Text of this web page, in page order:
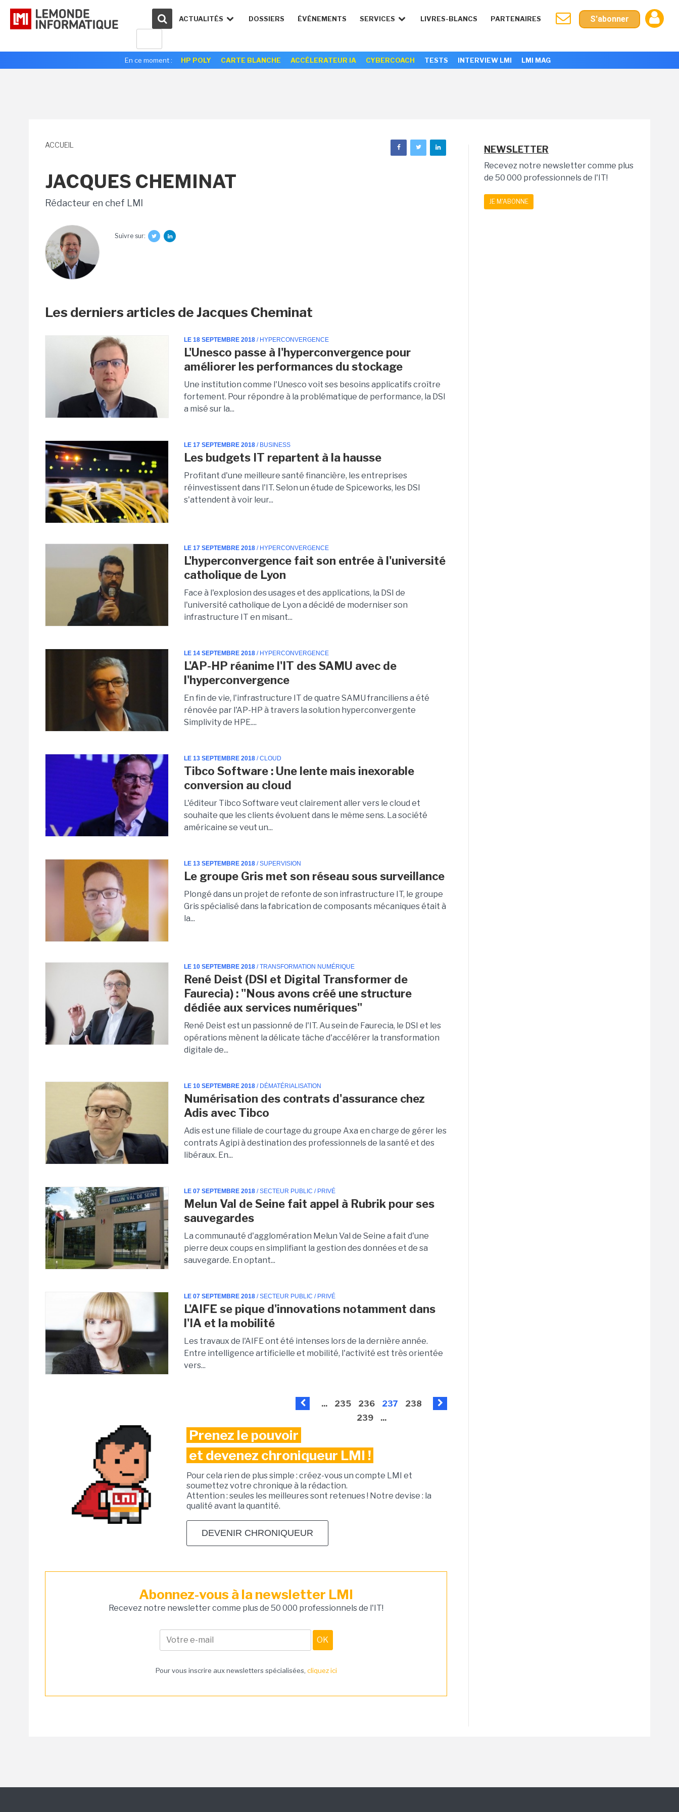
ACTUALITÉS DOSSIERS ÉVÉNEMENTS SERVICES LIVRES-BLANCS PARTENAIRES S'abonner
En ce moment : HP POLY CARTE BLANCHE ACCÉLERATEUR IA CYBERCOACH TESTS INTERVIEW LMI LMI MAG
ACCUEIL
JACQUES CHEMINAT
Rédacteur en chef LMI
Suivre sur:
Les derniers articles de Jacques Cheminat
LE 18 SEPTEMBRE 2018 / HYPERCONVERGENCE
L'Unesco passe à l'hyperconvergence pour
améliorer les performances du stockage
Une institution comme l'Unesco voit ses besoins applicatifs croître
fortement. Pour répondre à la problématique de performance, la DSI
a misé sur la...
LE 17 SEPTEMBRE 2018 / BUSINESS
Les budgets IT repartent à la hausse
Profitant d'une meilleure santé financière, les entreprises
réinvestissent dans l'IT. Selon un étude de Spiceworks, les DSI
s'attendent à voir leur...
LE 17 SEPTEMBRE 2018 / HYPERCONVERGENCE
L'hyperconvergence fait son entrée à l'université
catholique de Lyon
Face à l'explosion des usages et des applications, la DSI de
l'université catholique de Lyon a décidé de moderniser son
infrastructure IT en misant...
LE 14 SEPTEMBRE 2018 / HYPERCONVERGENCE
L'AP-HP réanime l'IT des SAMU avec de
l'hyperconvergence
En fin de vie, l'infrastructure IT de quatre SAMU franciliens a été
rénovée par l'AP-HP à travers la solution hyperconvergente
Simplivity de HPE....
LE 13 SEPTEMBRE 2018 / CLOUD
Tibco Software : Une lente mais inexorable
conversion au cloud
L'éditeur Tibco Software veut clairement aller vers le cloud et
souhaite que les clients évoluent dans le même sens. La société
américaine se veut un...
LE 13 SEPTEMBRE 2018 / SUPERVISION
Le groupe Gris met son réseau sous surveillance
Plongé dans un projet de refonte de son infrastructure IT, le groupe
Gris spécialisé dans la fabrication de composants mécaniques était à
la...
LE 10 SEPTEMBRE 2018 / TRANSFORMATION NUMÉRIQUE
René Deist (DSI et Digital Transformer de
Faurecia) : "Nous avons créé une structure
dédiée aux services numériques"
René Deist est un passionné de l'IT. Au sein de Faurecia, le DSI et les
opérations mènent la délicate tâche d'accélérer la transformation
digitale de...
LE 10 SEPTEMBRE 2018 / DÉMATÉRIALISATION
Numérisation des contrats d'assurance chez
Adis avec Tibco
Adis est une filiale de courtage du groupe Axa en charge de gérer les
contrats Agipi à destination des professionnels de la santé et des
libéraux. En...
LE 07 SEPTEMBRE 2018 / SECTEUR PUBLIC / PRIVÉ
Melun Val de Seine fait appel à Rubrik pour ses
sauvegardes
La communauté d'agglomération Melun Val de Seine a fait d'une
pierre deux coups en simplifiant la gestion des données et de sa
sauvegarde. En optant...
LE 07 SEPTEMBRE 2018 / SECTEUR PUBLIC / PRIVÉ
L'AIFE se pique d'innovations notamment dans
l'IA et la mobilité
Les travaux de l'AIFE ont été intenses lors de la dernière année.
Entre intelligence artificielle et mobilité, l'activité est très orientée
vers...
... 235 236 237
238
239
...
Prenez le pouvoir
et devenez chroniqueur LMI !
Pour cela rien de plus simple : créez-vous un compte LMI et
soumettez votre chronique à la rédaction.
Attention : seules les meilleures sont retenues ! Notre devise : la
qualité avant la quantité.
DEVENIR CHRONIQUEUR
Abonnez-vous à la newsletter LMI
Recevez notre newsletter comme plus de 50 000 professionnels de l'IT!
Pour vous inscrire aux newsletters spécialisées, cliquez ici
NEWSLETTER
Recevez notre newsletter comme plus
de 50 000 professionnels de l'IT!
JE M'ABONNE